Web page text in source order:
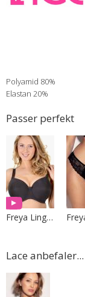
Polyamid 80%
Elastan 20%
Passer perfekt
Freya Lingerie
Lace anbefaler...